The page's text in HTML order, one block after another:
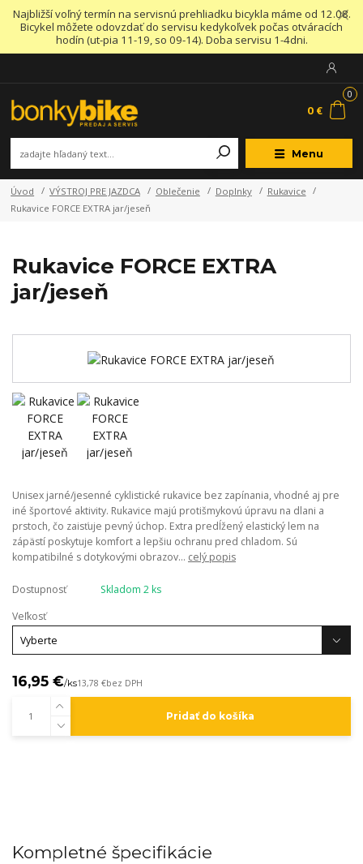
Najbližší voľný termín na servisnú prehliadku bicykla máme od 12.08.
Bicykel môžete odovzdať do servisu kedykoľvek počas otváracích
hodín (ut-pia 11-19, so 09-14). Doba servisu 1-4dni.
Menu
0
0 €
Úvod VÝSTROJ PRE JAZDCA Oblečenie Doplnky
Rukavice
Rukavice FORCE EXTRA jar/jeseň
Rukavice FORCE EXTRA
jar/jeseň
Unisex jarné/jesenné cyklistické rukavice bez zapínania, vhodné aj pre
iné športové aktivity. Rukavice majú protišmykovú úpravu na dlani a
prstoch, čo zaisťuje pevný úchop. Extra predĺžený elastický lem na
zápästí poskytuje komfort a lepšiu ochranu pred chladom. Sú
kompatibilné s dotykovými obrazov... celý popis
Dostupnosť
Skladom 2 ks
Veľkosť
16,95 €/ks13,78 €bez DPH
Pridať do košíka
Kompletné špecifikácie